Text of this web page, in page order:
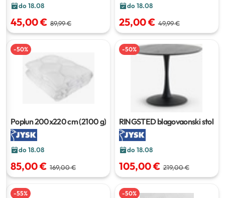
do 18.08
45,00 € 89,99 €
do 18.08
25,00 € 49,99 €
-50%
Poplun200x220 cm (2100 g)
do 18.08
85,00 € 169,00 €
-50%
RINGSTED blagovaonski stol
do 18.08
105,00 € 219,00 €
-55% -50%